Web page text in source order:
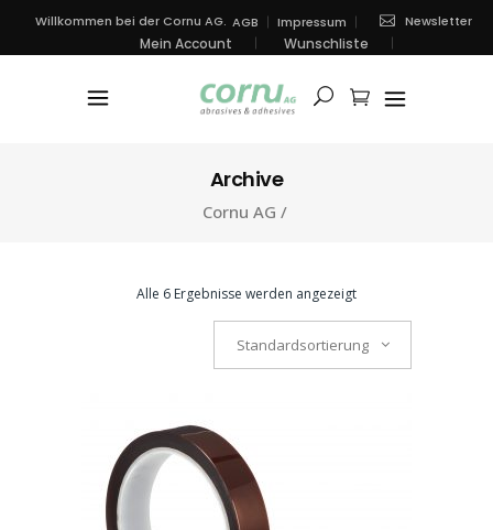
Willkommen bei der Cornu AG. AGB Impressum Newsletter
Mein Account Wunschliste
Archive
Cornu AG /
Alle 6 Ergebnisse werden angezeigt
Standardsortierung